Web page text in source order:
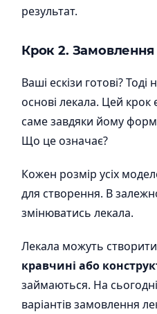
результат.
Крок 2. Замовлення
Ваші ескізи готові?
основі лекала. Цей
саме завдяки йому
Що це означає?
Кожен розмір усіх
для створення. В
змінюватись лекала.
Лекала можуть створити
кравчині або
займаються. На
варіантів замовлення